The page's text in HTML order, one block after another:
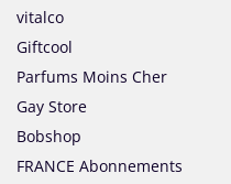
vitalco
Giftcool
Parfums Moins Cher
Gay Store
Bobshop
FRANCE Abonnements